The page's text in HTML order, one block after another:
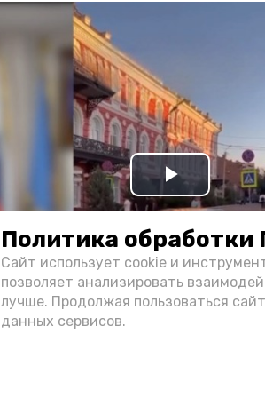
Политика
Сайт использует cookie и
позволяет анализировать
лучше. Продолжая пользоваться
данных сервисов.
Play
Video